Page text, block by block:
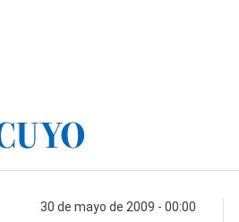
30 de mayo de 2009 - 00:00